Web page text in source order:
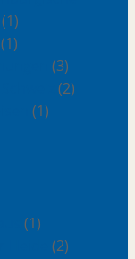
(1)
(1)
(3)
(2)
(1)
(1)
(2)